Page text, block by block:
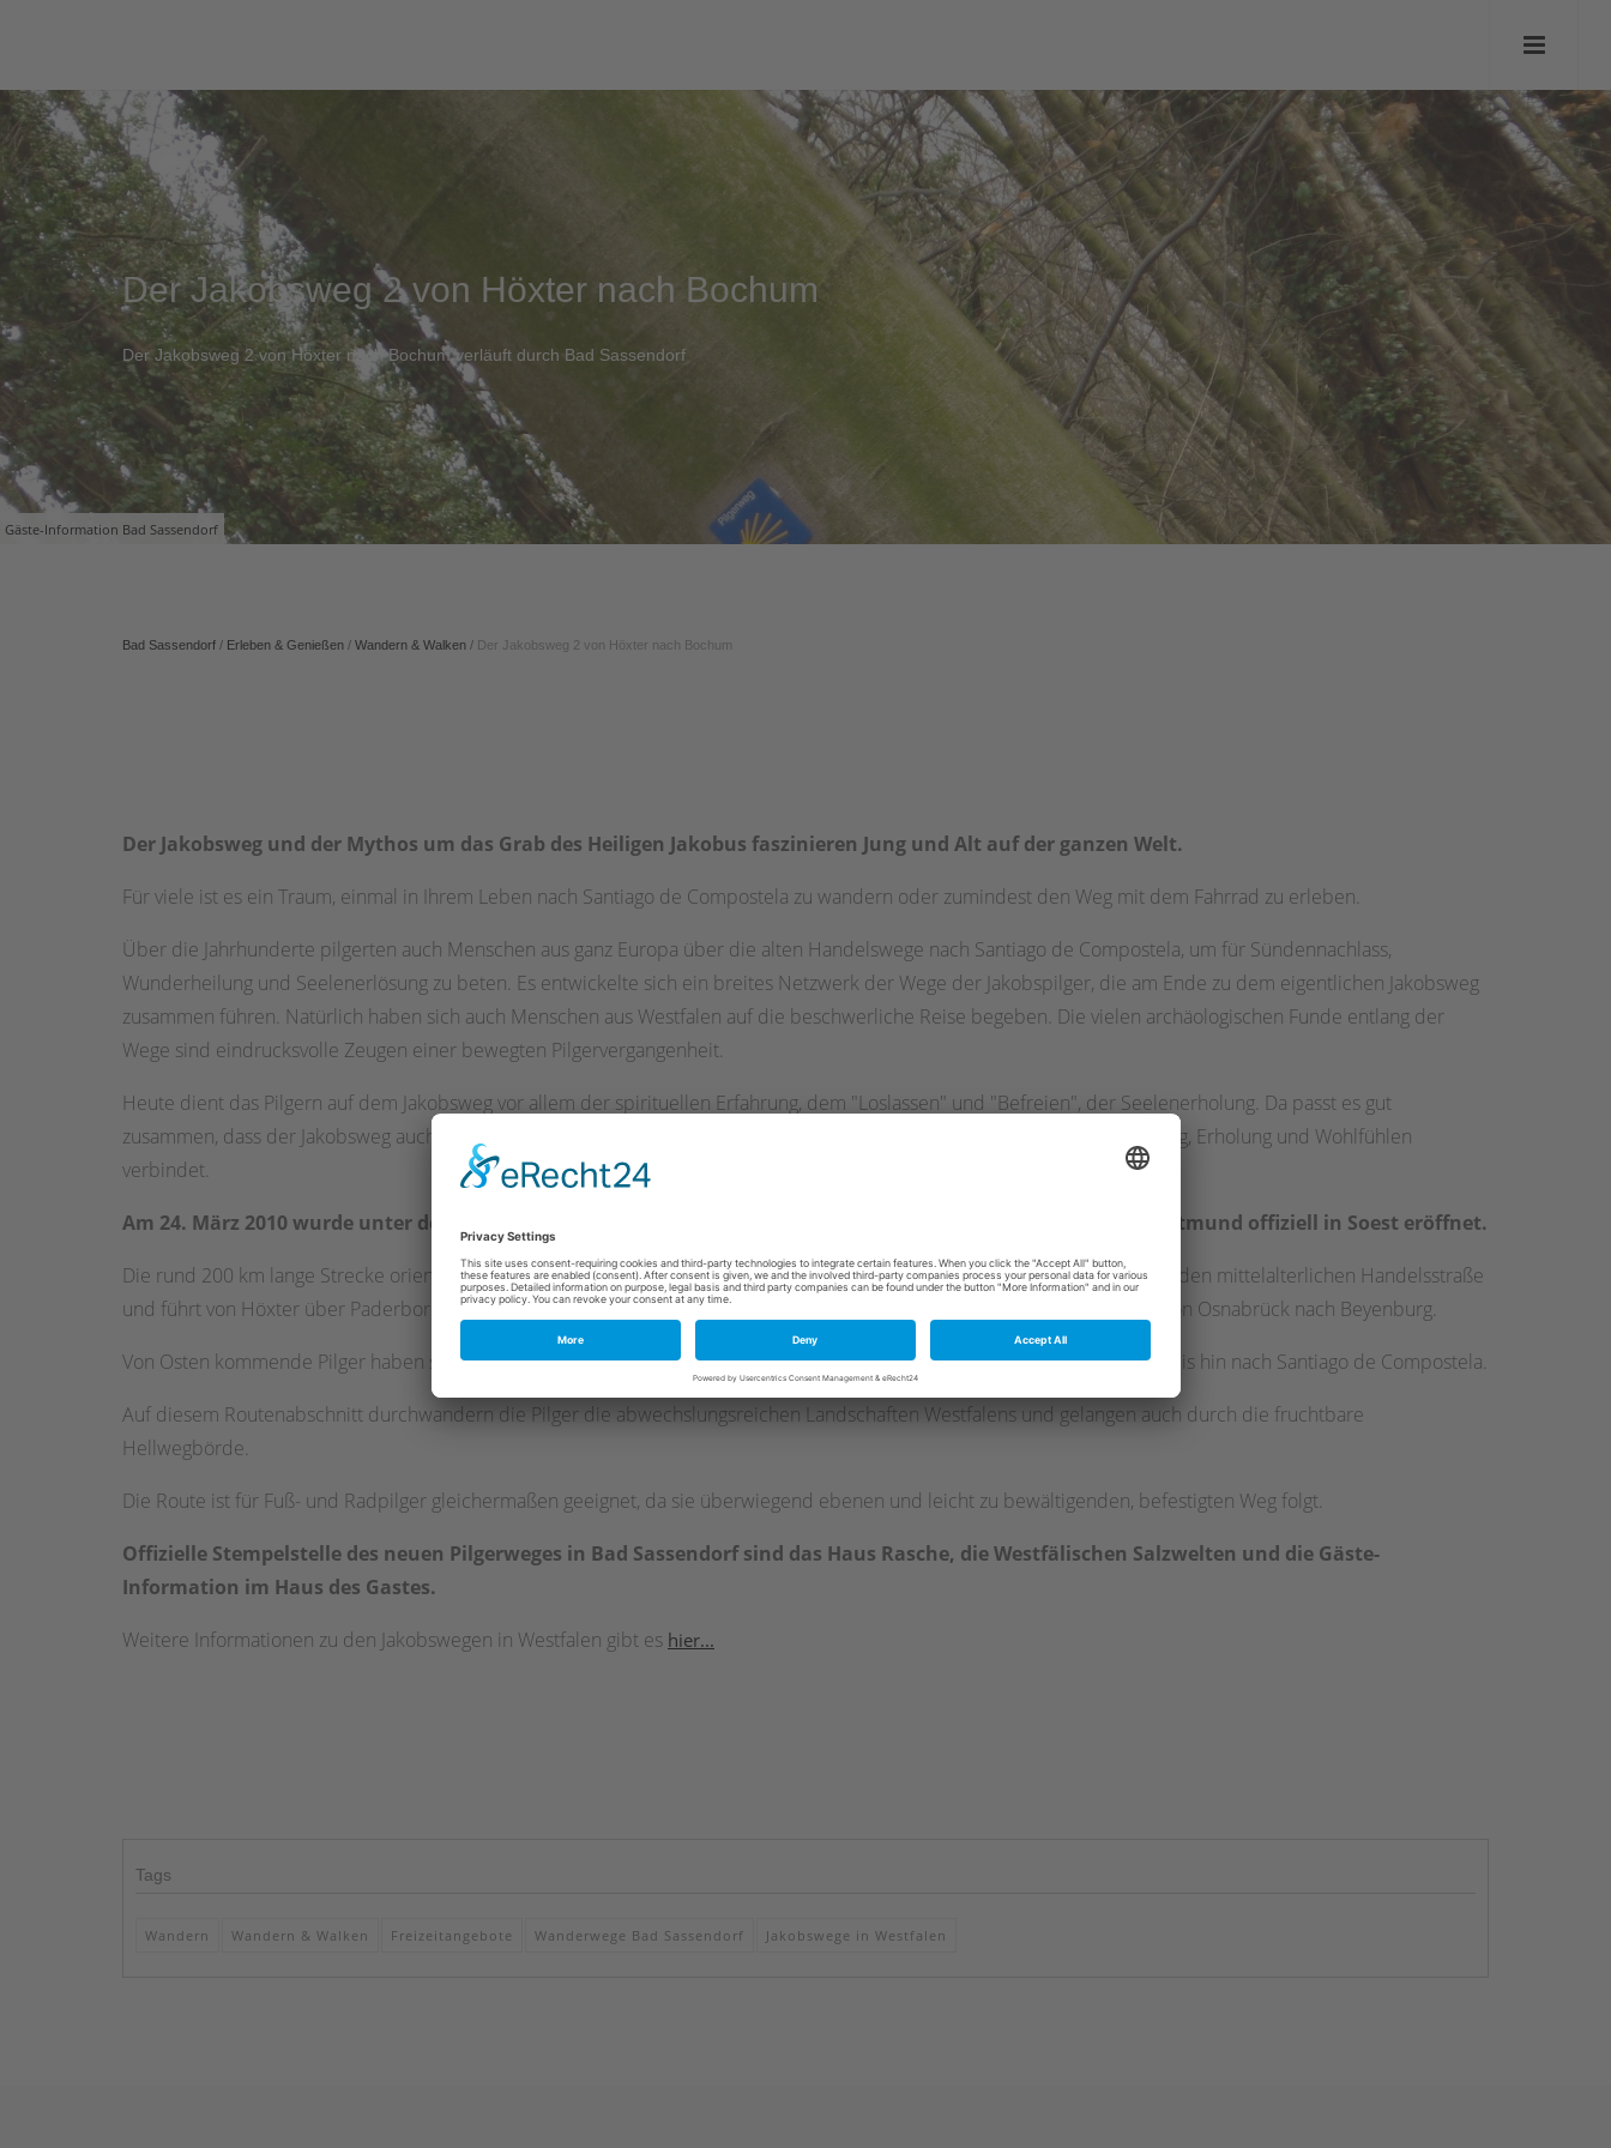
Gäste-Information Bad Sassendorf
Der Jakobsweg 2 von Höxter nach Bochum
Der Jakobsweg 2 von Höxter nach Bochum verläuft durch Bad Sassendorf
Bad Sassendorf / Erleben & Genießen / Wandern & Walken / Der Jakobsweg 2 von Höxter nach Bochum
Der Jakobsweg und der Mythos um das Grab des Heiligen Jakobus faszinieren Jung und Alt auf der ganzen Welt.
Für viele ist es ein Traum, einmal in Ihrem Leben nach Santiago de Compostela zu wandern oder zumindest den Weg mit dem Fahrrad zu erleben.
Über die Jahrhunderte pilgerten auch Menschen aus ganz Europa über die alten Handelswege nach Santiago de Compostela, um für Sündennachlass,
Wunderheilung und Seelenerlösung zu beten. Es entwickelte sich ein breites Netzwerk der Wege der Jakobspilger, die am Ende zu dem eigentlichen Jakobsweg
zusammen führen. Natürlich haben sich auch Menschen aus Westfalen auf die beschwerliche Reise begeben. Die vielen archäologischen Funde entlang der
Wege sind eindrucksvolle Zeugen einer bewegten Pilgervergangenheit.
Heute dient das Pilgern auf dem Jakobsweg vor allem der spirituellen Erfahrung, dem "Loslassen" und "Befreien", der Seelenerholung. Da passt es gut
zusammen, dass der Jakobsweg auch mitten durch Bad Sassendorf verläuft. Durch einen Ort, der das Pilgern mit Entspannung, Erholung und Wohlfühlen
verbindet.
Am 24. März 2010 wurde unter dem Motto „Wege der Jakobspilger in Westfalen“ die Route von Höxter nach Dortmund offiziell in Soest eröffnet.
Die rund 200 km lange Strecke orientiert sich an noch heute vorhandenen Relikten des historischen Hellwegs, der bedeutenden mittelalterlichen Handelsstraße
und führt von Höxter über Paderborn, Bad Sassendorf, Soest und Werl nach Dortmund. Hier mündet er in die Jakobsroute von Osnabrück nach Beyenburg.
Von Osten kommende Pilger haben somit die Anbindung an die Strecke entlang des Rheins, durch Frankreich und Spanien bis hin nach Santiago de Compostela.
Auf diesem Routenabschnitt durchwandern die Pilger die abwechslungsreichen Landschaften Westfalens und gelangen auch durch die fruchtbare
Hellwegbörde.
Die Route ist für Fuß- und Radpilger gleichermaßen geeignet, da sie überwiegend ebenen und leicht zu bewältigenden, befestigten Weg folgt.
Offizielle Stempelstelle des neuen Pilgerweges in Bad Sassendorf sind das Haus Rasche, die Westfälischen Salzwelten und die Gäste-
Information im Haus des Gastes.
Weitere Informationen zu den Jakobswegen in Westfalen gibt es hier...
Tags
Wandern Wandern & Walken Freizeitangebote Wanderwege Bad Sassendorf Jakobswege in Westfalen